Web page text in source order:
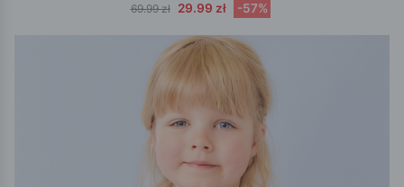
69.99 zł
29.99 zł -57%